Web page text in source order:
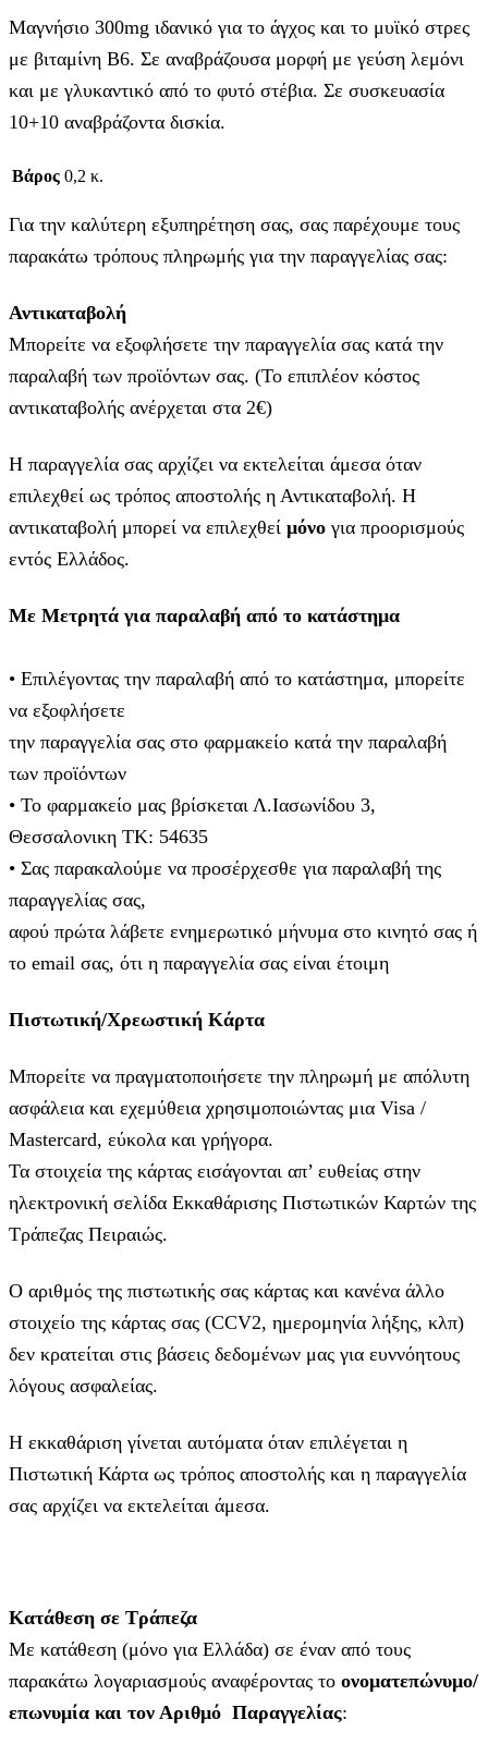
Μαγνήσιο 300mg ιδανικό για το άγχος και το μυϊκό στρες
με βιταμίνη Β6. Σε αναβράζουσα μορφή με γεύση λεμόνι
και με γλυκαντικό από το φυτό στέβια. Σε συσκευασία
10+10 αναβράζοντα δισκία.
Βάρος 0,2 κ.
Για την καλύτερη εξυπηρέτηση σας, σας παρέχουμε τους
παρακάτω τρόπους πληρωμής για την παραγγελίας σας:
Αντικαταβολή
Μπορείτε να εξοφλήσετε την παραγγελία σας κατά την
παραλαβή των προϊόντων σας. (Το επιπλέον κόστος
αντικαταβολής ανέρχεται στα 2€)
Η παραγγελία σας αρχίζει να εκτελείται άμεσα όταν
επιλεχθεί ως τρόπος αποστολής η Αντικαταβολή. Η
αντικαταβολή μπορεί να επιλεχθεί μόνο για προορισμούς
εντός Ελλάδος.
Με Μετρητά για παραλαβή από το κατάστημα
• Επιλέγοντας την παραλαβή από το κατάστημα, μπορείτε
να εξοφλήσετε
την παραγγελία σας στο φαρμακείο κατά την παραλαβή
των προϊόντων
• Το φαρμακείο μας βρίσκεται Λ.Ιασωνίδου 3,
Θεσσαλονικη ΤΚ: 54635
• Σας παρακαλούμε να προσέρχεσθε για παραλαβή της
παραγγελίας σας,
αφού πρώτα λάβετε ενημερωτικό μήνυμα στο κινητό σας ή
το email σας, ότι η παραγγελία σας είναι έτοιμη
Πιστωτική/Χρεωστική Κάρτα
Μπορείτε να πραγματοποιήσετε την πληρωμή με απόλυτη
ασφάλεια και εχεμύθεια χρησιμοποιώντας μια Visa /
Mastercard, εύκολα και γρήγορα.
Τα στοιχεία της κάρτας εισάγoνται απ’ ευθείας στην
ηλεκτρονική σελίδα Εκκαθάρισης Πιστωτικών Καρτών της
Τράπεζας Πειραιώς.
Ο αριθμός της πιστωτικής σας κάρτας και κανένα άλλο
στοιχείο της κάρτας σας (CCV2, ημερομηνία λήξης, κλπ)
δεν κρατείται στις βάσεις δεδομένων μας για ευννόητους
λόγους ασφαλείας.
Η εκκαθάριση γίνεται αυτόματα όταν επιλέγεται η
Πιστωτική Κάρτα ως τρόπος αποστολής και η παραγγελία
σας αρχίζει να εκτελείται άμεσα.
Κατάθεση σε Τράπεζα
Με κατάθεση (μόνο για Ελλάδα) σε έναν από τους
παρακάτω λογαριασμούς αναφέροντας το ονοματεπώνυμο/
επωνυμία και τον Αριθμό Παραγγελίας: